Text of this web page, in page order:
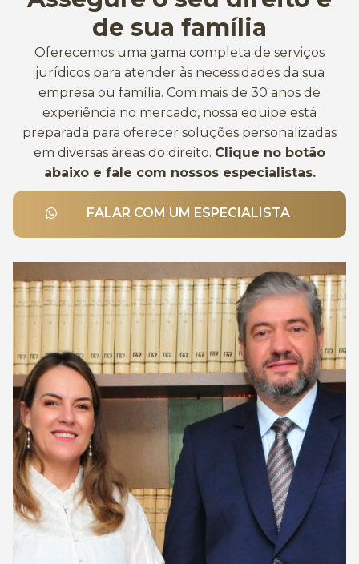
de sua família
Oferecemos uma gama completa de serviços
jurídicos para atender às necessidades da sua
empresa ou família. Com mais de 30 anos de
experiência no mercado, nossa equipe está
preparada para oferecer soluções personalizadas
em diversas áreas do direito. Clique no botão
abaixo e fale com nossos especialistas.
FALAR COM UM ESPECIALISTA